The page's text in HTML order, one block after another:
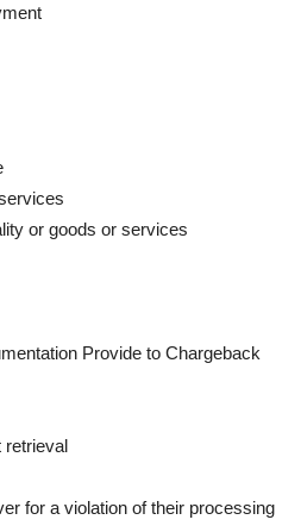
or goods or services
Provide to Chargeback
retrieval
for a violation of their processing